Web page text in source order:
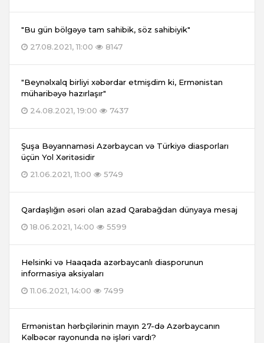
"Bu gün bölgəyə tam sahibik, söz sahibiyik"
27.08.2021, 11:00
8147
"Beynəlxalq birliyi xəbərdar etmişdim ki, Ermənistan
müharibəyə hazırlaşır"
24.08.2021, 19:00
7437
Şuşa Bəyannaməsi Azərbaycan və Türkiyə diasporları
üçün Yol Xəritəsidir
21.06.2021, 11:00
5749
Qardaşlığın əsəri olan azad Qarabağdan dünyaya mesaj
18.06.2021, 14:00
5599
Helsinki və Haaqada azərbaycanlı diasporunun
informasiya aksiyaları
11.06.2021, 14:00
7499
Ermənistan hərbçilərinin mayın 27-də Azərbaycanın
Kəlbəcər rayonunda nə işləri vardı?